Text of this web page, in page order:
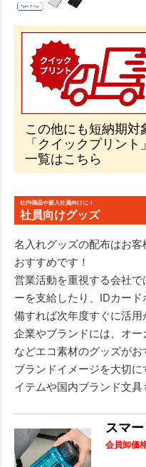
この他にも短納期対
「クイックプリン
一覧はこちら
社内備品や新入社員向けに！
社員向けグッズ
名入れグッズの配布はお
おすすめです！
営業活動を重視する会社
ーを支給したり、IDカー
備すれば次年度すぐに活
企業やブランドには、オ
などエコ素材のグッズがお
ブランドイメージを大切
イテムや国内ブランド文具
スマ
会員卸価